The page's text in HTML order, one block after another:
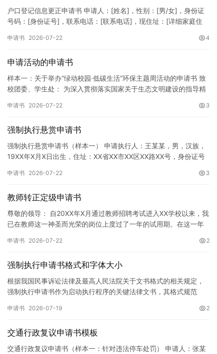
户口登记信息更正申请书 申请人：[姓名]，性别：[男/女]，身份证
号码：[身份证号]，联系电话：[联系电话]，现住址：[详细家庭住
申请书 2026-07-22 4
申请活动的申请书
样本一：关于举办“绿动校园·低碳生活”环保主题周活动的申请书 致
校团委、学生处： 为深入贯彻落实国家关于生态文明建设的指导精
申请书 2026-07-22 3
强制执行悬赏申请书
强制执行悬赏申请书（样本一） 申请执行人：王某某，男，汉族，
19XX年X月X日出生，住址：XX省XX市XX区XX路XX号，身份证号
申请书 2026-07-22 3
教师转正定级申请书
尊敬的领导： 自20XX年X月通过教师招聘考试进入XX学校以来，我
已在教师这一神圣而光荣的岗位上度过了一年的试用期。在这一年
申请书 2026-07-22 2
强制执行申请书格式和字体大小
根据我国民事诉讼法律及最高人民法院关于文书格式的相关规定，
强制执行申请书作为启动执行程序的关键法律文书，其格式规范
纸张与…
申请书 2026-07-19 2
交通行政复议申请书模板
交通行政复议申请书（样本一：针对违法停车处罚） 申请人：张某